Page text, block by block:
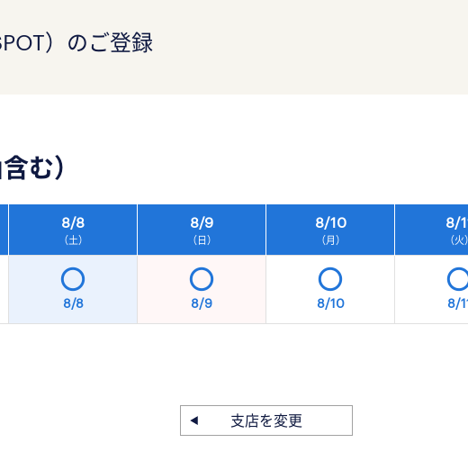
）のご登録
む）
8/8
（土）
8/9
（日）
8/10
（月）
8/
（火）
8/8 8/9 8/10 8/
支店を変更